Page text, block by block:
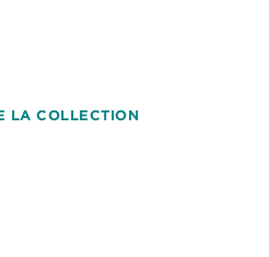
LA COLLECTION